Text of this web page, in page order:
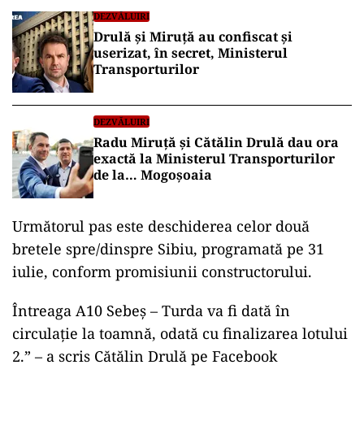
DEZVĂLUIRI
Drulă și Miruță au confiscat și
userizat, în secret, Ministerul
Transporturilor
DEZVĂLUIRI
Radu Miruță și Cătălin Drulă dau ora
exactă la Ministerul Transporturilor
de la… Mogoșoaia
Următorul pas este deschiderea celor două
bretele spre/dinspre Sibiu, programată pe 31
iulie, conform promisiunii constructorului.
Întreaga A10 Sebeș – Turda va fi dată în
circulație la toamnă, odată cu finalizarea lotului
2.” – a scris Cătălin Drulă pe Facebook